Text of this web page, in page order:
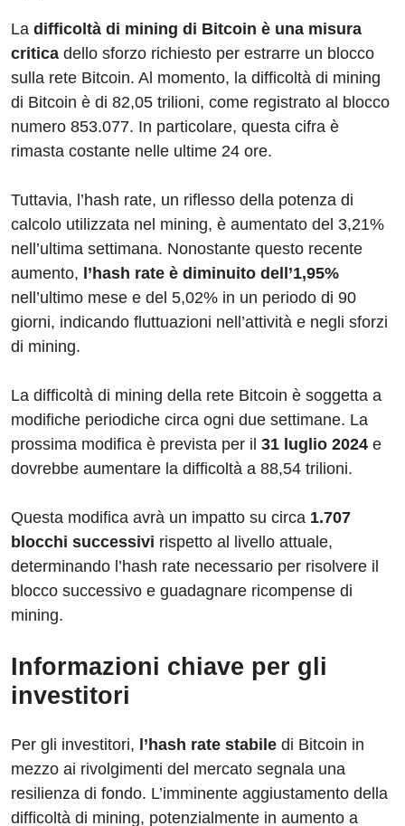
La difficoltà di mining di Bitcoin è una misura
critica dello sforzo richiesto per estrarre un blocco
sulla rete Bitcoin. Al momento, la difficoltà di mining
di Bitcoin è di 82,05 trilioni, come registrato al blocco
numero 853.077. In particolare, questa cifra è
rimasta costante nelle ultime 24 ore.
Tuttavia, l’hash rate, un riflesso della potenza di
calcolo utilizzata nel mining, è aumentato del 3,21%
nell’ultima settimana. Nonostante questo recente
aumento, l’hash rate è diminuito dell’1,95%
nell’ultimo mese e del 5,02% in un periodo di 90
giorni, indicando fluttuazioni nell’attività e negli sforzi
di mining.
La difficoltà di mining della rete Bitcoin è soggetta a
modifiche periodiche circa ogni due settimane. La
prossima modifica è prevista per il 31 luglio 2024 e
dovrebbe aumentare la difficoltà a 88,54 trilioni.
Questa modifica avrà un impatto su circa 1.707
blocchi successivi rispetto al livello attuale,
determinando l’hash rate necessario per risolvere il
blocco successivo e guadagnare ricompense di
mining.
Informazioni chiave per gli
investitori
Per gli investitori, l’hash rate stabile di Bitcoin in
mezzo ai rivolgimenti del mercato segnala una
resilienza di fondo. L’imminente aggiustamento della
difficoltà di mining, potenzialmente in aumento a